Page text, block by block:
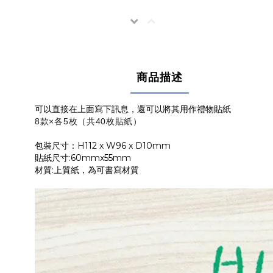
商品描述
可以直接在上面寫下訊息，還可以將其用作禮物貼紙
8款×各5枚（共40枚貼紙）
包裝尺寸：H112 x W96 x D10mm
貼紙尺寸:60mmx55mm
材質:上質紙，為可書寫材質